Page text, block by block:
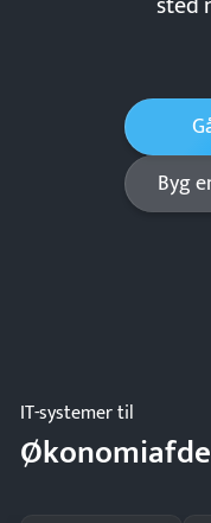
Byg
IT-systemer til